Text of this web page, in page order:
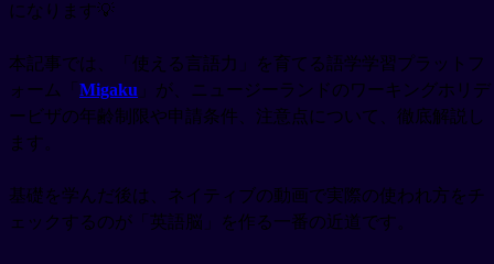
になります💡
本記事では、「使える言語力」を育てる語学学習プラットフ
ォーム「 Migaku 」が、ニュージーランドのワーキングホリデ
ービザの年齢制限や申請条件、注意点について、徹底解説し
ます。
基礎を学んだ後は、ネイティブの動画で実際の使われ方をチ
ェックするのが「英語脳」を作る一番の近道です。